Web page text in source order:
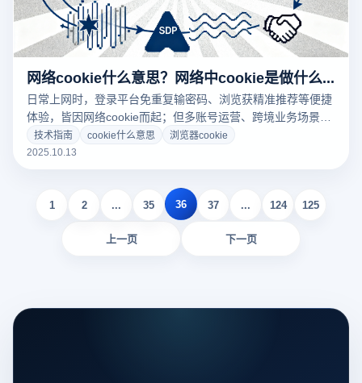
网络cookie什么意思？网络中cookie是做什么的？
日常上网时，登录平台免重复输密码、浏览获精准推荐等便捷
体验，皆因网络cookie而起；但多账号运营、跨境业务场景
中，普通浏览器的cookie机制与浏览器指纹追踪，易引发账号
关联、隐私泄露问题，云登指纹浏览器可针对性解决这些痛
技术指南 cookie什么意思
浏览器cookie
2025.10.13
上一页
1 2 ... 35 36 37 ... 124 125
下一页